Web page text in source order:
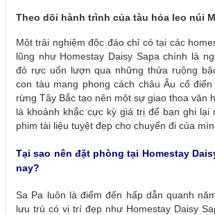
Theo dõi hành trình của tàu hỏa leo núi
Một trải nghiệm độc đáo chỉ có tại các
lũng như Homestay Daisy Sapa chính là
đỏ rực uốn lượn qua những thửa ruộng
con tàu mang phong cách châu Âu cổ
rừng Tây Bắc tạo nên một sự giao thoa văn
là khoảnh khắc cực kỳ giá trị để bạn ghi lại
phim tài liệu tuyệt đẹp cho chuyến đi của
Tại sao nên đặt phòng tại Homestay
nay?
Sa Pa luôn là điểm đến hấp dẫn quanh
lưu trú có vị trí đẹp như Homestay Daisy